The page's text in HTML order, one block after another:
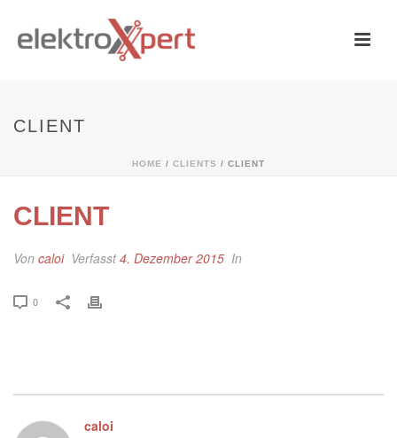
CLIENT
HOME / CLIENTS / CLIENT
CLIENT
Von caloi Verfasst4. Dezember 2015 In
0
caloi